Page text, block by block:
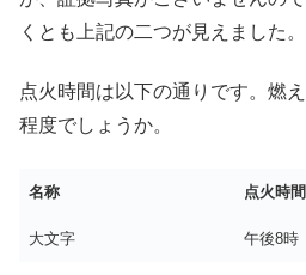
くとも上記の二つが見えました。
点火時間は以下の通りです。燃
程度でしょうか。
名称 点火時間
大文字 午後8時